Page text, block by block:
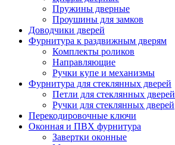
Пружины дверные
Проушины для замков
Доводчики дверей
Фурнитура к раздвижным дверям
Комплекты роликов
Направляющие
Ручки купе и механизмы
Фурнитура для стеклянных дверей
Петли для стеклянных дверей
Ручки для стеклянных дверей
Перекодировочные ключи
Оконная и ПВХ фурнитура
Завертки оконные